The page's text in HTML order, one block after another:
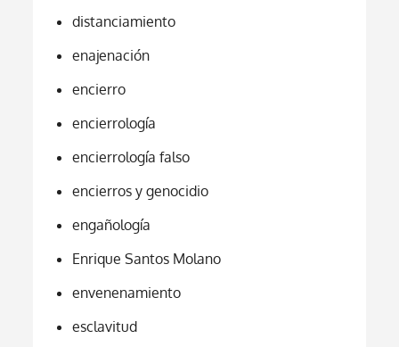
distanciamiento
enajenación
encierro
encierrología
encierrología falso
encierros y genocidio
engañología
Enrique Santos Molano
envenenamiento
esclavitud